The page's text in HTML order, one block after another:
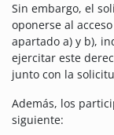
Sin embargo, el
oponerse al
apartado a) y b),
ejercitar este
junto con la
Además, los
siguiente: